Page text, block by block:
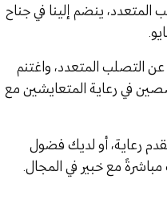
المتعدد، ينضم إلينا في جناح
التصلب المتعدد، واغتنم
في رعاية المتعايشين مع
رعاية، أو لديك فضول
مع خبير في المجال.